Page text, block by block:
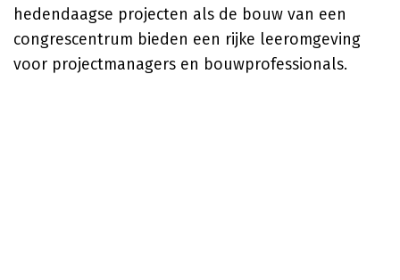
hedendaagse projecten als de bouw van een
congrescentrum bieden een rijke leeromgeving
voor projectmanagers en bouwprofessionals.